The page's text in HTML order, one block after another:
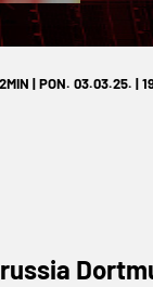
| PON. 03.03.25. |